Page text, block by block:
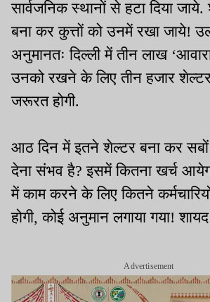
सार्वजनिक स्थानों से हटा दिया जाये.
बना कर कुत्तों को उनमें रखा जाये!
अनुमानतः दिल्ली में तीन लाख
उनको रखने के लिए तीन हजार
जरूरत होगी.
आठ दिन में इतने शेल्टर बना कर
देना संभव है? इसमें कितना खर्च
में काम करने के लिए कितने
होगी, कोई अनुमान लगाया गया!
Advertisement